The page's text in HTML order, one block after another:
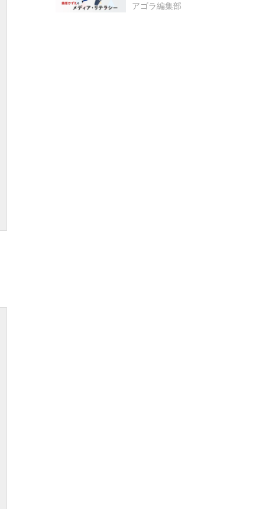
アゴラ編集部